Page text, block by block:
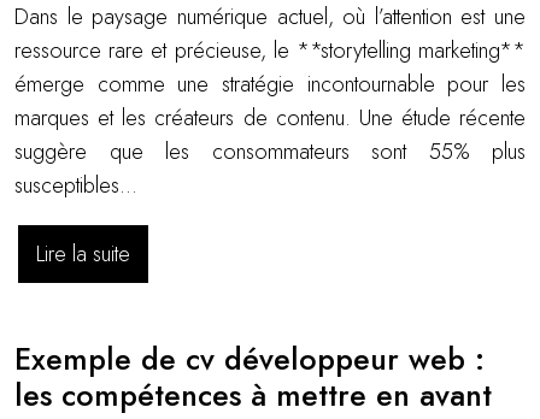
Dans le paysage numérique actuel, où l’attention est une
ressource rare et précieuse, le **storytelling marketing**
émerge comme une stratégie incontournable pour les
marques et les créateurs de contenu. Une étude récente
suggère que les consommateurs sont 55% plus
susceptibles…
Lire la suite
Exemple de cv développeur web :
les compétences à mettre en avant